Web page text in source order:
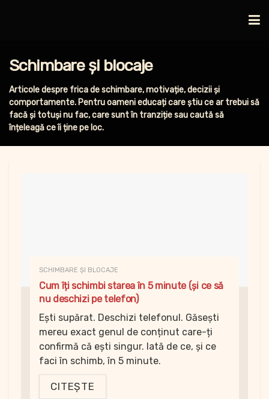
Schimbare și blocaje
Articole despre frica de schimbare, motivație, decizii și
comportamente. Pentru oameni educați care știu ce ar trebui să
facă și totuși nu fac, care sunt în tranziție sau caută să
înțeleagă ce îi ține pe loc.
SCHIMBARE ȘI BLOCAJE
Cum îți schimbi starea în 5 minute (și ce să
nu deschizi pe telefon)
Ești supărat. Deschizi telefonul. Găsești
mereu exact genul de conținut care-ți
confirmă că ești singur. Iată de ce, și ce
faci în schimb, în 5 minute.
CITEȘTE